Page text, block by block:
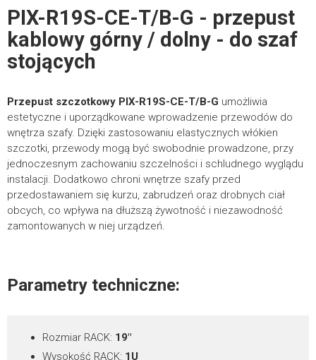
PIX-R19S-CE-T/B-G - przepust
kablowy górny / dolny - do szaf
stojących
Przepust szczotkowy PIX-R19S-CE-T/B-G umożliwia
estetyczne i uporządkowane wprowadzenie przewodów do
wnętrza szafy. Dzięki zastosowaniu elastycznych włókien
szczotki, przewody mogą być swobodnie prowadzone, przy
jednoczesnym zachowaniu szczelności i schludnego wyglądu
instalacji. Dodatkowo chroni wnętrze szafy przed
przedostawaniem się kurzu, zabrudzeń oraz drobnych ciał
obcych, co wpływa na dłuższą żywotność i niezawodność
zamontowanych w niej urządzeń.
Parametry techniczne:
Rozmiar RACK: 19″
Wysokość RACK: 1U
Certyfikaty
Elementy szaf RACK – Deklaracje
IMIĘ I NAZWISKO
FIRMA
TELEFON KONTAKTOWY